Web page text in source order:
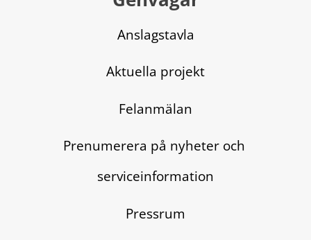
Anslagstavla
Aktuella projekt
Felanmälan
Prenumerera på nyheter och
serviceinformation
Pressrum